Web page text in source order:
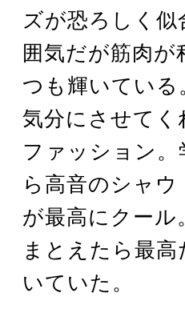
ズが恐ろしく
囲気だが筋肉
つも輝いてい
気分にさせて
ファッション
ら高音のシャ
が最高にクール
まとえたら最
いていた。